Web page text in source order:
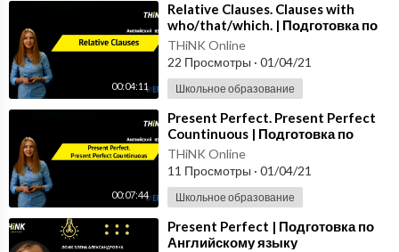
00:04:11
⁣Relative Clauses. Clauses with
who/that/which. | Подготовка по
Английскому языку
THiNK Online
22 Просмотры · 01/04/21
Школьное образование
00:07:44
⁣Present Perfect. Present Perfect
Countinuous | Подготовка по
Английскому языку
THiNK Online
11 Просмотры · 01/04/21
Школьное образование
⁣Present Perfect | Подготовка по
Английскому языку